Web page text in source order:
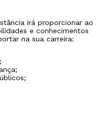
irá proporcionar ao
e conhecimentos
na sua carreira: